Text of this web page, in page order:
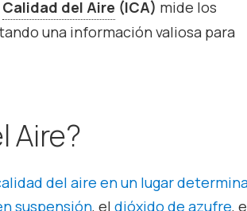
Calidad del Aire (ICA) mide los
una información valiosa para
Aire?
del aire en un lugar
suspensión, eldióxido de azufre,